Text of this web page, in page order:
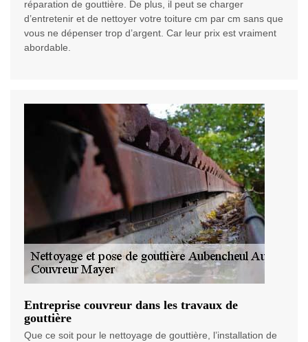
réparation de gouttière. De plus, il peut se charger
d’entretenir et de nettoyer votre toiture cm par cm sans que
vous ne dépenser trop d’argent. Car leur prix est vraiment
abordable.
Entreprise couvreur dans les travaux de
gouttière
Que ce soit pour le nettoyage de gouttière, l’installation de